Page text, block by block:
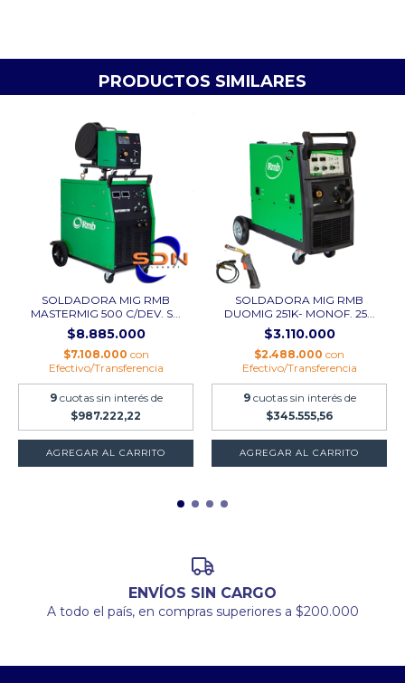
PRODUCTOS SIMILARES
SOLDADORA MIG RMB
MASTERMIG 500 C/DEV. S...
$8.885.000
$7.108.000 con
Efectivo/Transferencia
9 cuotas sin interés de
$987.222,22
SOLDADORA MIG RMB
DUOMIG 251K- MONOF. 25...
$3.110.000
$2.488.000 con
Efectivo/Transferencia
9 cuotas sin interés de
$345.555,56
ENVÍOS SIN CARGO
A todo el país, en compras superiores a $200.000